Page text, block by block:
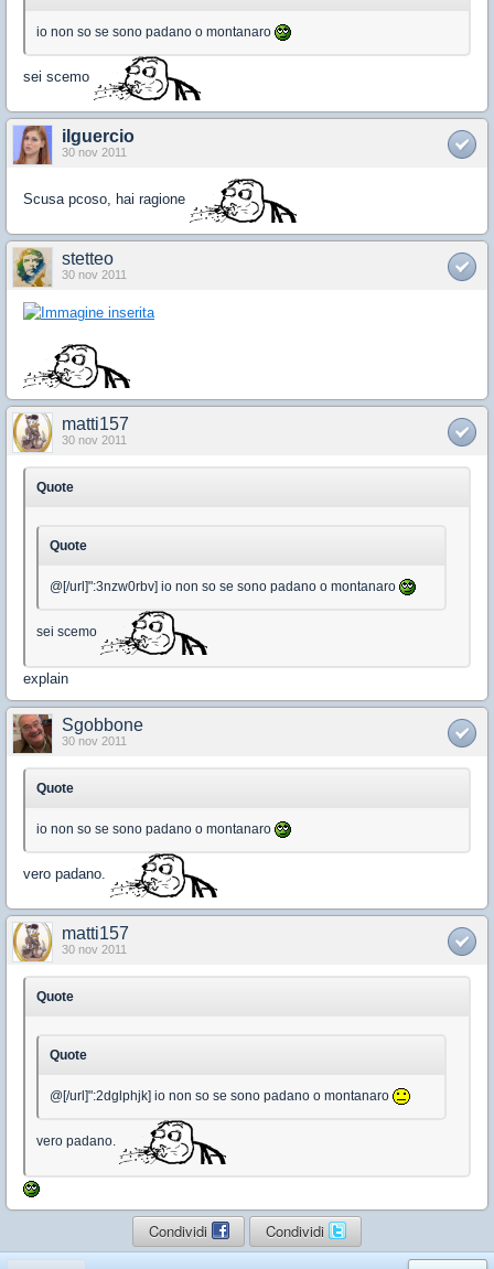
io non so se sono padano o montanaro
sei scemo
ilguercio
30 nov 2011
Scusa pcoso, hai ragione
stetteo
30 nov 2011
matti157
30 nov 2011
Quote
Quote
@[/url]":3nzw0rbv] io non so se sono padano o montanaro
sei scemo
explain
Sgobbone
30 nov 2011
Quote
io non so se sono padano o montanaro
vero padano.
matti157
30 nov 2011
Quote
Quote
@[/url]":2dglphjk] io non so se sono padano o montanaro
vero padano.
Condividi Condividi